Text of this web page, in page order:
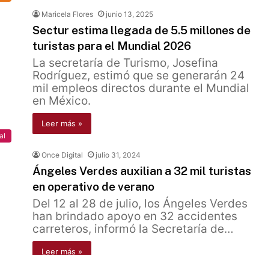
Maricela Flores junio 13, 2025
Sectur estima llegada de 5.5 millones de
turistas para el Mundial 2026
La secretaría de Turismo, Josefina
Rodríguez, estimó que se generarán 24
mil empleos directos durante el Mundial
en México.
Leer más »
Once Digital julio 31, 2024
Ángeles Verdes auxilian a 32 mil turistas
en operativo de verano
Del 12 al 28 de julio, los Ángeles Verdes
han brindado apoyo en 32 accidentes
carreteros, informó la Secretaría de…
Leer más »